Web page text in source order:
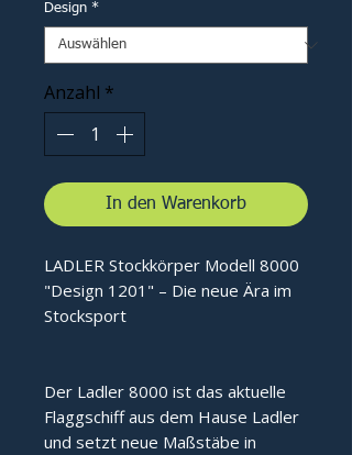
Design *
Anzahl *
In den Warenkorb
LADLER Stockkörper Modell 8000
"Design 1201" – Die neue Ära im
Stocksport
Der Ladler 8000 ist das aktuelle
Flaggschiff aus dem Hause Ladler
und setzt neue Maßstäbe in